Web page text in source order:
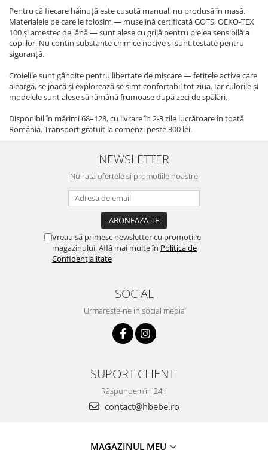
Pentru că fiecare hăinuță este cusută manual, nu produsă în masă.
Materialele pe care le folosim — muselină certificată GOTS, OEKO-TEX
100 și amestec de lână — sunt alese cu grijă pentru pielea sensibilă a
copiilor. Nu conțin substanțe chimice nocive și sunt testate pentru
siguranță.
Croielile sunt gândite pentru libertate de mișcare — fetițele active care
aleargă, se joacă și explorează se simt confortabil tot ziua. Iar culorile și
modelele sunt alese să rămână frumoase după zeci de spălări.
Disponibil în mărimi 68–128, cu livrare în 2-3 zile lucrătoare în toată
România. Transport gratuit la comenzi peste 300 lei.
NEWSLETTER
Nu rata ofertele si promotiile noastre
Vreau să primesc newsletter cu promoțiile
magazinului. Află mai multe în Politica de
Confidențialitate
SOCIAL
Urmareste-ne in social media
SUPORT CLIENTI
Răspundem în 24h
contact@hbebe.ro
MAGAZINUL MEU